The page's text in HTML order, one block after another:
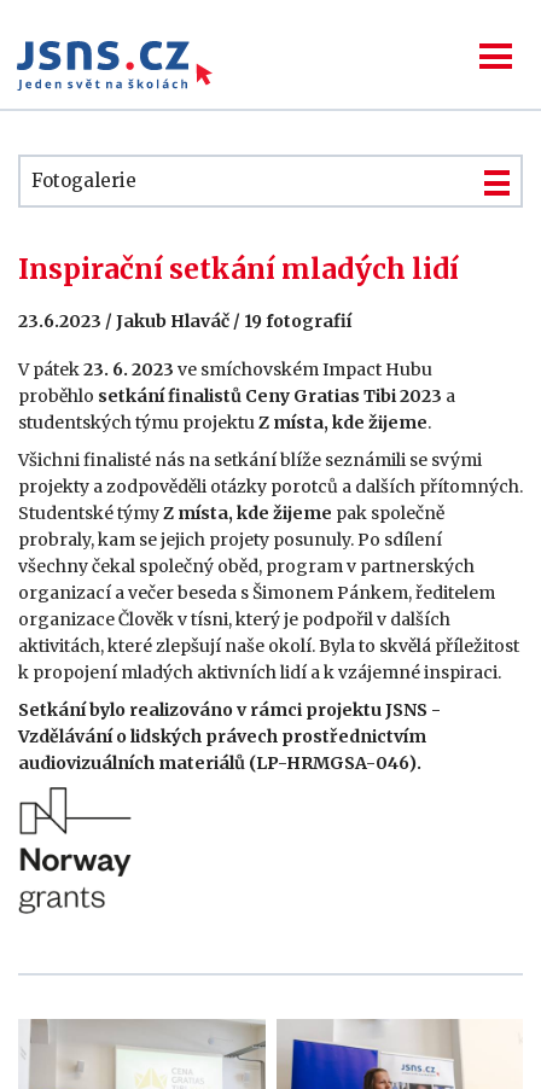
Fotogalerie
Inspirační setkání mladých lidí
23.6.2023 / Jakub Hlaváč / 19 fotografií
V pátek23. 6. 2023 ve smíchovském Impact Hubu
proběhlo setkání finalistů Ceny Gratias Tibi 2023 a
studentských týmu projektuZ místa, kde žijeme.
Všichni finalisté nás na setkání blíže seznámili se svými
projekty a zodpověděli otázky porotců a dalších přítomných.
Studentské týmyZ místa, kde žijeme pak společně
probraly, kam se jejich projety posunuly. Po sdílení
všechny čekal společný oběd, program v partnerských
organizací a večer beseda s Šimonem Pánkem, ředitelem
organizace Člověk v tísni, který je podpořil v dalších
aktivitách, které zlepšují naše okolí. Byla to skvělá příležitost
k propojení mladých aktivních lidí a k vzájemné inspiraci.
Setkání bylo realizováno v rámci projektu JSNS -
Vzdělávání o lidských právech prostřednictvím
audiovizuálních materiálů (LP-HRMGSA-046).